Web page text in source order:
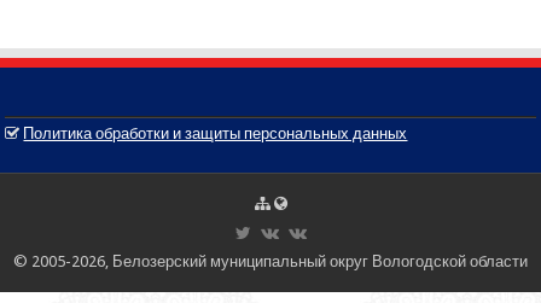
Политика обработки и защиты персональных данных
© 2005-2026, Белозерский муниципальный округ Вологодской области